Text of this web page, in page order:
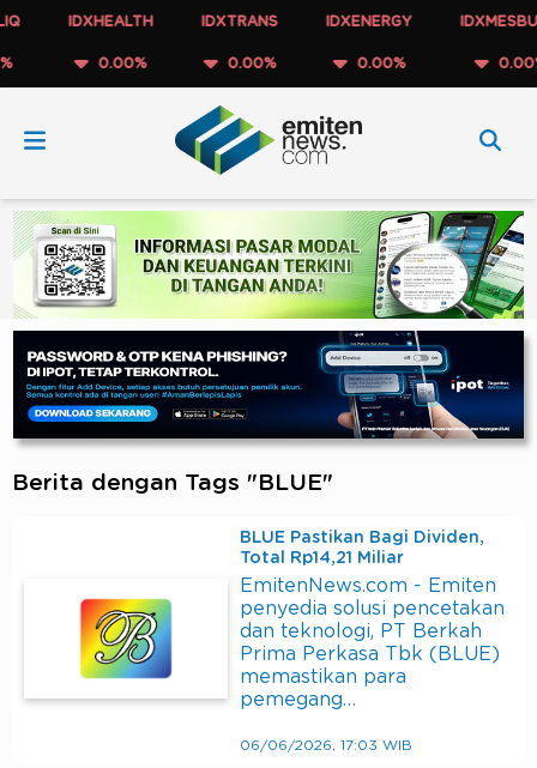
IDXHEALTH
0.00%
IDXTRANS
0.00%
IDXENERGY
0.00%
IDXMESBUMN
0.00%
Berita dengan Tags "BLUE"
BLUE Pastikan Bagi Dividen,
Total Rp14,21 Miliar
EmitenNews.com - Emiten
penyedia solusi pencetakan
dan teknologi, PT Berkah
Prima Perkasa Tbk (BLUE)
memastikan para
pemegang…
06/06/2026, 17:03 WIB